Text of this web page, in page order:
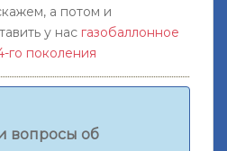
а потом и
у нас газобаллонное
го поколения
вопросы об